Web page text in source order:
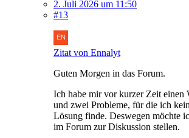
2. Juli 2026 um 11:50
#13
Zitat von Ennalyt
Guten Morgen in das Forum.
Ich habe mir vor kurzer Zeit einen
und zwei Probleme, für die ich
Lösung finde. Deswegen möchte
im Forum zur Diskussion stellen.